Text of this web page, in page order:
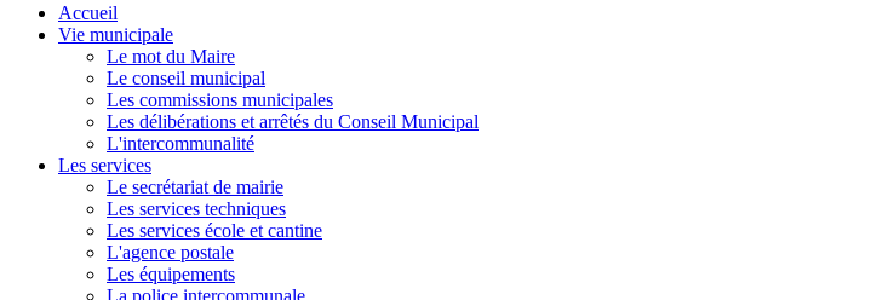
Accueil
Vie municipale
Le mot du Maire
Le conseil municipal
Les commissions municipales
Les délibérations et arrêtés du Conseil Municipal
L'intercommunalité
Les services
Le secrétariat de mairie
Les services techniques
Les services école et cantine
L'agence postale
Les équipements
La police intercommunale